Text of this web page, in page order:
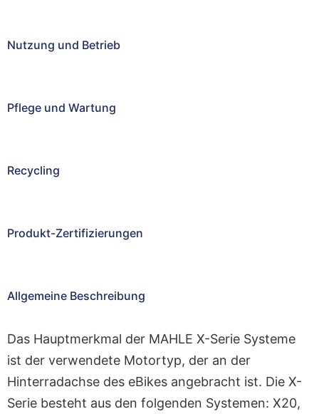
Nutzung und Betrieb
Pflege und Wartung
Recycling
Produkt-Zertifizierungen
Allgemeine Beschreibung
Das Hauptmerkmal der MAHLE X-Serie Systeme
ist der verwendete Motortyp, der an der
Hinterradachse des eBikes angebracht ist. Die X-
Serie besteht aus den folgenden Systemen: X20,